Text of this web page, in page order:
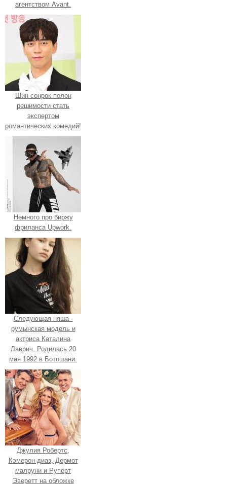
агентством Avant.
Шин сонрок полон
решимости стать
экспертом
романтических комедий!
Немного про биржу
фриланса Upwork.
Следующая няша -
румынская модель и
актриса Каталина
Лаврич. Родилась 20
мая 1992 в Ботошани.
Джулия Робертс,
Кэмерон диаз, Дермот
малруни и Руперт
Эверетт на обложке